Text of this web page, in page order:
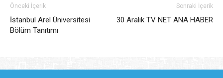
Önceki İçerik
İstanbul Arel Üniversitesi
Bölüm Tanıtımı
Sonraki İçerik
30 Aralık TV NET ANA HABER